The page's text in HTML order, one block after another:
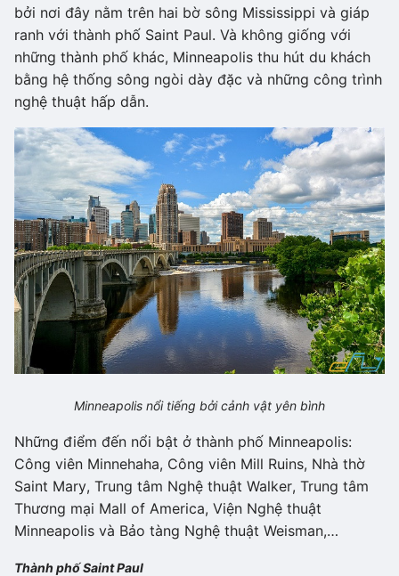
bởi nơi đây nằm trên hai bờ sông Mississippi và giáp
ranh với thành phố Saint Paul. Và không giống với
những thành phố khác, Minneapolis thu hút du khách
bằng hệ thống sông ngòi dày đặc và những công trình
nghệ thuật hấp dẫn.
Minneapolis nổi tiếng bởi cảnh vật yên bình
Những điểm đến nổi bật ở thành phố Minneapolis:
Công viên Minnehaha, Công viên Mill Ruins, Nhà thờ
Saint Mary, Trung tâm Nghệ thuật Walker, Trung tâm
Thương mại Mall of America, Viện Nghệ thuật
Minneapolis và Bảo tàng Nghệ thuật Weisman,…
Thành phố Saint Paul